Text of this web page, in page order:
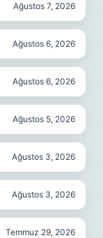
Ağustos 7, 2026
Ağustos 6, 2026
Ağustos 6, 2026
Ağustos 5, 2026
Ağustos 3, 2026
Ağustos 3, 2026
Temmuz 29, 2026